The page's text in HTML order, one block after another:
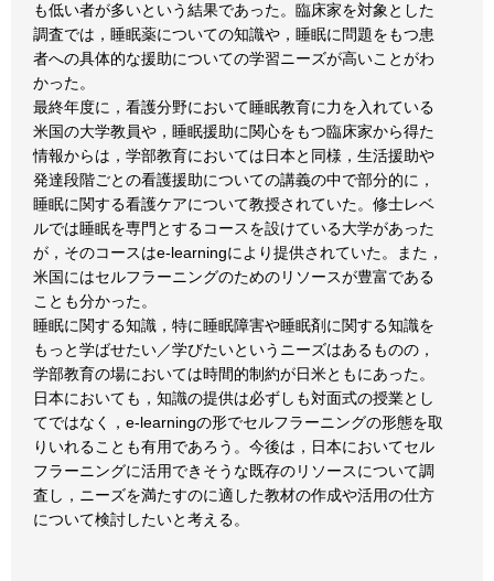
も低い者が多いという結果であった。臨床家を対象とした
調査では，睡眠薬についての知識や，睡眠に問題をもつ患
者への具体的な援助についての学習ニーズが高いことがわ
かった。
最終年度に，看護分野において睡眠教育に力を入れている
米国の大学教員や，睡眠援助に関心をもつ臨床家から得た
情報からは，学部教育においては日本と同様，生活援助や
発達段階ごとの看護援助についての講義の中で部分的に，
睡眠に関する看護ケアについて教授されていた。修士レベ
ルでは睡眠を専門とするコースを設けている大学があった
が，そのコースはe-learningにより提供されていた。また，
米国にはセルフラーニングのためのリソースが豊富である
ことも分かった。
睡眠に関する知識，特に睡眠障害や睡眠剤に関する知識を
もっと学ばせたい／学びたいというニーズはあるものの，
学部教育の場においては時間的制約が日米ともにあった。
日本においても，知識の提供は必ずしも対面式の授業とし
てではなく，e-learningの形でセルフラーニングの形態を取
りいれることも有用であろう。今後は，日本においてセル
フラーニングに活用できそうな既存のリソースについて調
査し，ニーズを満たすのに適した教材の作成や活用の仕方
について検討したいと考える。